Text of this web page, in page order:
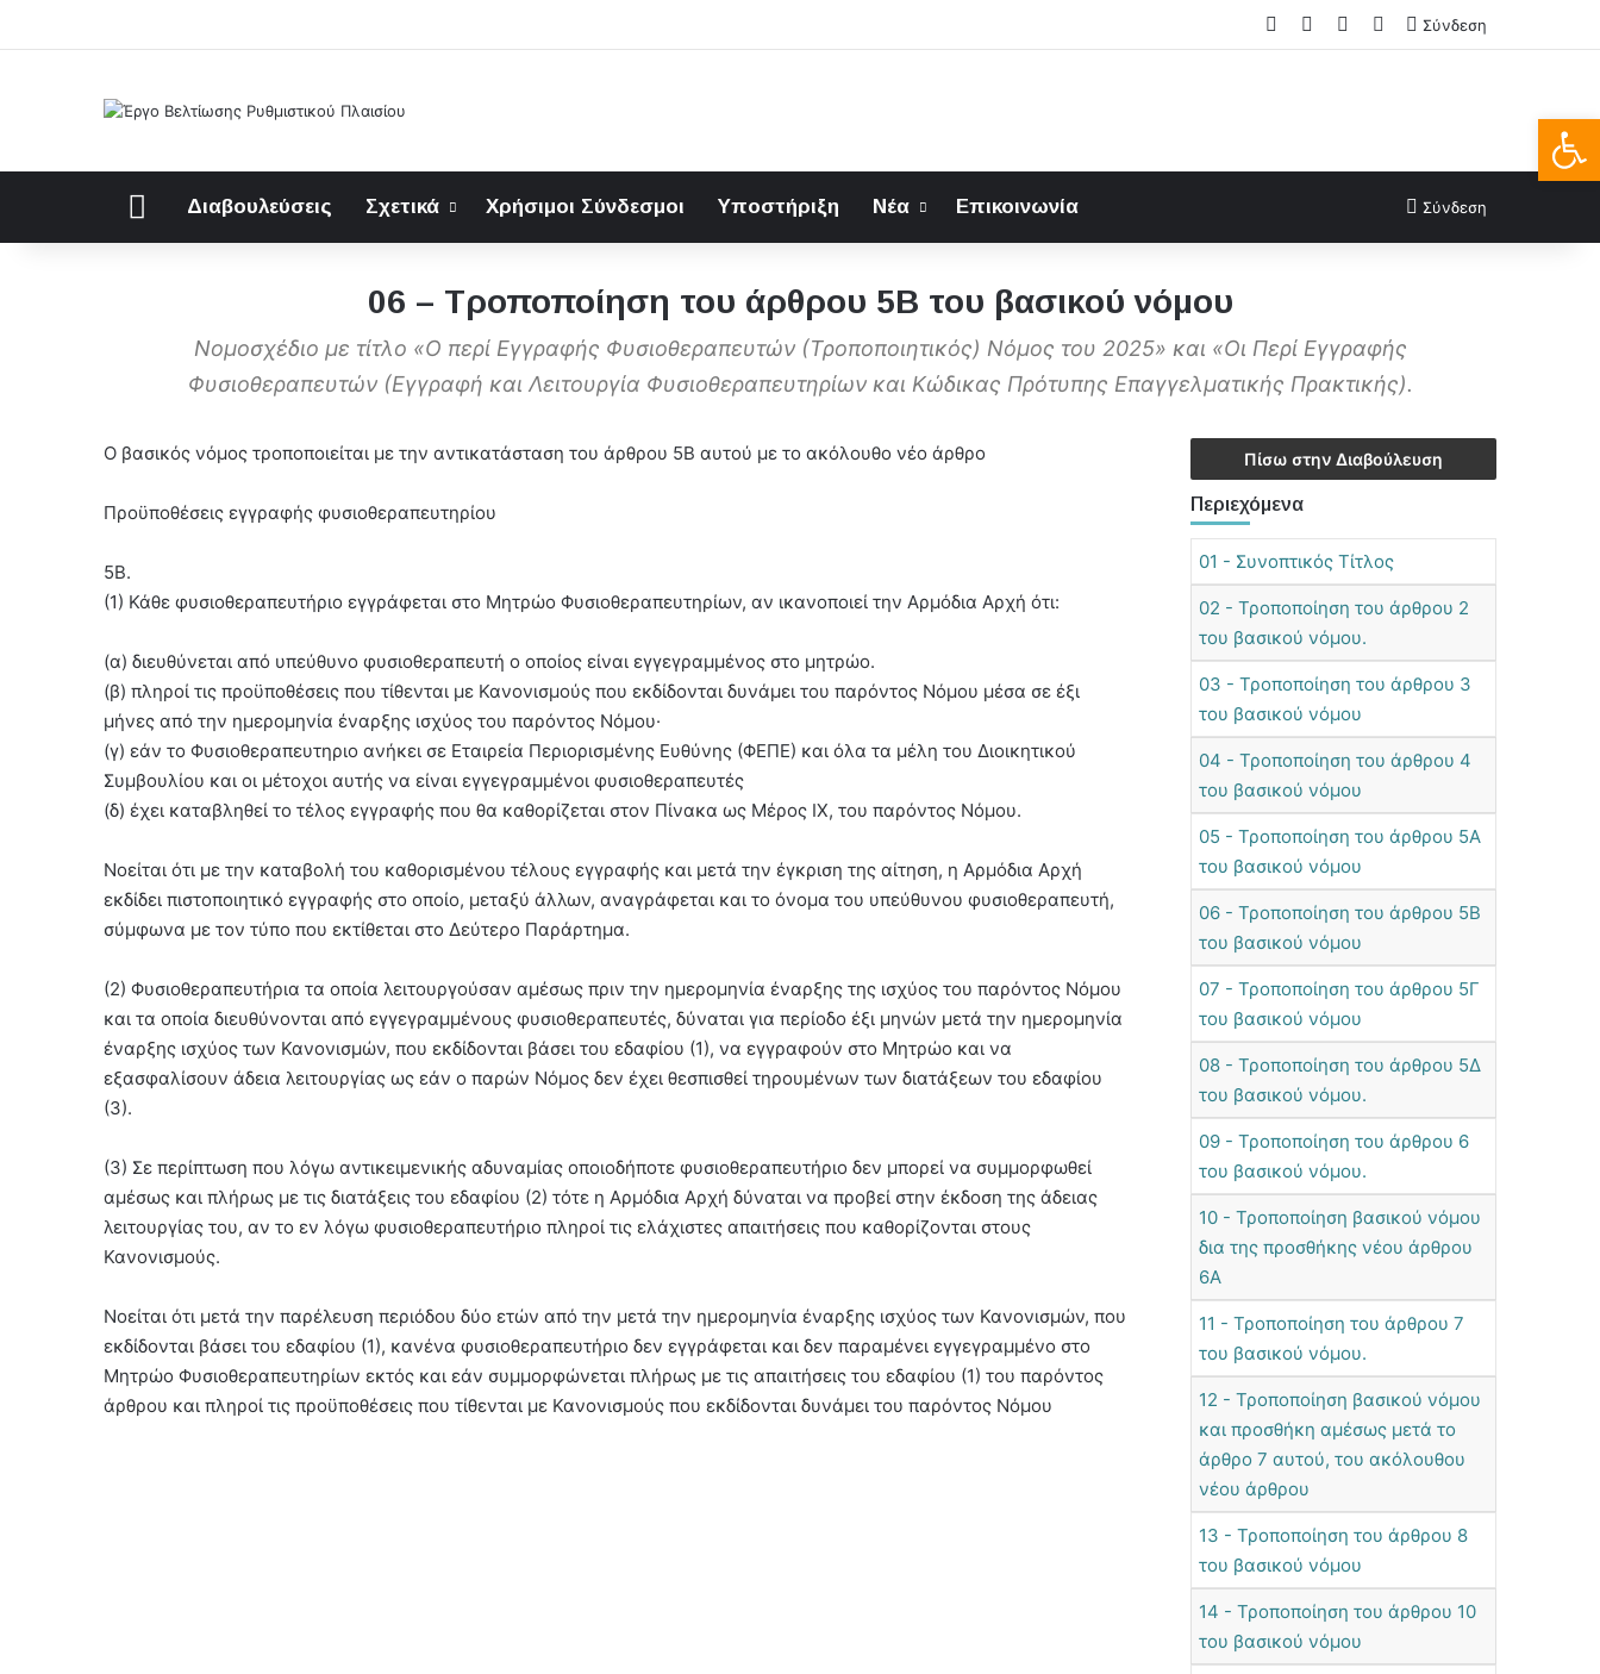
Facebook LinkedIn
FAQsΣύνδεση
ΑρχικήΔιαβουλεύσεις Σχετικά Χρήσιμοι Σύνδεσμοι Υποστήριξη Νέα Επικοινωνία Σύνδεση
06 – Τροποποίηση του άρθρου 5Β του βασικού νόμου
Νομοσχέδιο με τίτλο «Ο περί Εγγραφής Φυσιοθεραπευτών (Τροποποιητικός) Νόμος του 2025» και «Οι Περί Εγγραφής
Φυσιοθεραπευτών (Εγγραφή και Λειτουργία Φυσιοθεραπευτηρίων και Κώδικας Πρότυπης Επαγγελματικής Πρακτικής).
Ο βασικός νόμος τροποποιείται με την αντικατάσταση του άρθρου 5Β αυτού με το ακόλουθο νέο άρθρο
Προϋποθέσεις εγγραφής φυσιοθεραπευτηρίου
5Β.
(1) Κάθε φυσιοθεραπευτήριο εγγράφεται στο Μητρώο Φυσιοθεραπευτηρίων, αν ικανοποιεί την Αρμόδια Αρχή ότι:
(α) διευθύνεται από υπεύθυνο φυσιοθεραπευτή ο οποίος είναι εγγεγραμμένος στο μητρώο.
(β) πληροί τις προϋποθέσεις που τίθενται με Κανονισμούς που εκδίδονται δυνάμει του παρόντος Νόμου μέσα σε έξι
μήνες από την ημερομηνία έναρξης ισχύος του παρόντος Νόμου·
(γ) εάν το Φυσιοθεραπευτηριο ανήκει σε Εταιρεία Περιορισμένης Ευθύνης (ΦΕΠΕ) και όλα τα μέλη του Διοικητικού
Συμβουλίου και οι μέτοχοι αυτής να είναι εγγεγραμμένοι φυσιοθεραπευτές
(δ) έχει καταβληθεί το τέλος εγγραφής που θα καθορίζεται στον Πίνακα ως Μέρος ΙΧ, του παρόντος Νόμου.
Νοείται ότι με την καταβολή του καθορισμένου τέλους εγγραφής και μετά την έγκριση της αίτηση, η Αρμόδια Αρχή
εκδίδει πιστοποιητικό εγγραφής στο οποίο, μεταξύ άλλων, αναγράφεται και το όνομα του υπεύθυνου φυσιοθεραπευτή,
σύμφωνα με τον τύπο που εκτίθεται στο Δεύτερο Παράρτημα.
(2) Φυσιοθεραπευτήρια τα οποία λειτουργούσαν αμέσως πριν την ημερομηνία έναρξης της ισχύος του παρόντος Νόμου
και τα οποία διευθύνονται από εγγεγραμμένους φυσιοθεραπευτές, δύναται για περίοδο έξι μηνών μετά την ημερομηνία
έναρξης ισχύος των Κανονισμών, που εκδίδονται βάσει του εδαφίου (1), να εγγραφούν στο Μητρώο και να
εξασφαλίσουν άδεια λειτουργίας ως εάν ο παρών Νόμος δεν έχει θεσπισθεί τηρουμένων των διατάξεων του εδαφίου
(3).
(3) Σε περίπτωση που λόγω αντικειμενικής αδυναμίας οποιοδήποτε φυσιοθεραπευτήριο δεν μπορεί να συμμορφωθεί
αμέσως και πλήρως με τις διατάξεις του εδαφίου (2) τότε η Αρμόδια Αρχή δύναται να προβεί στην έκδοση της άδειας
λειτουργίας του, αν το εν λόγω φυσιοθεραπευτήριο πληροί τις ελάχιστες απαιτήσεις που καθορίζονται στους
Κανονισμούς.
Νοείται ότι μετά την παρέλευση περιόδου δύο ετών από την μετά την ημερομηνία έναρξης ισχύος των Κανονισμών, που
εκδίδονται βάσει του εδαφίου (1), κανένα φυσιοθεραπευτήριο δεν εγγράφεται και δεν παραμένει εγγεγραμμένο στο
Μητρώο Φυσιοθεραπευτηρίων εκτός και εάν συμμορφώνεται πλήρως με τις απαιτήσεις του εδαφίου (1) του παρόντος
άρθρου και πληροί τις προϋποθέσεις που τίθενται με Κανονισμούς που εκδίδονται δυνάμει του παρόντος Νόμου
Πίσω στην Διαβούλευση
Περιεχόμενα
01 - Συνοπτικός Τίτλος
02 - Τροποποίηση του άρθρου 2
του βασικού νόμου.
03 - Τροποποίηση του άρθρου 3
του βασικού νόμου
04 - Τροποποίηση του άρθρου 4
του βασικού νόμου
05 - Τροποποίηση του άρθρου 5Α
του βασικού νόμου
06 - Τροποποίηση του άρθρου 5Β
του βασικού νόμου
07 - Τροποποίηση του άρθρου 5Γ
του βασικού νόμου
08 - Τροποποίηση του άρθρου 5Δ
του βασικού νόμου.
09 - Τροποποίηση του άρθρου 6
του βασικού νόμου.
10 - Τροποποίηση βασικού νόμου
δια της προσθήκης νέου άρθρου
6Α
11 - Τροποποίηση του άρθρου 7
του βασικού νόμου.
12 - Τροποποίηση βασικού νόμου
και προσθήκη αμέσως μετά το
άρθρο 7 αυτού, του ακόλουθου
νέου άρθρου
13 - Τροποποίηση του άρθρου 8
του βασικού νόμου
14 - Τροποποίηση του άρθρου 10
του βασικού νόμου